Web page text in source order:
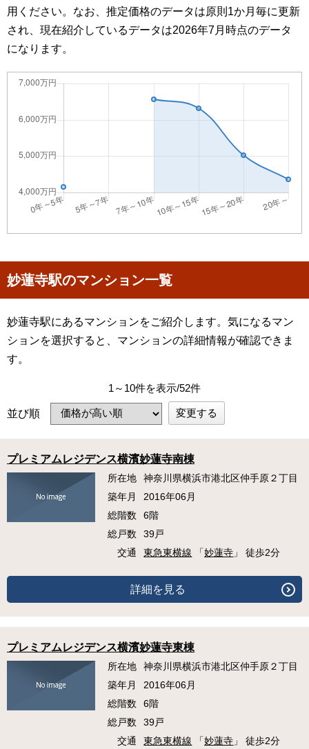
用ください。なお、推定価格のデータは原則1か月毎に更新
され、現在紹介しているデータは2026年7月時点のデータ
になります。
妙蓮寺駅のマンション一覧
妙蓮寺駅にあるマンションをご紹介します。気になるマン
ションを選択すると、マンションの詳細情報が確認できま
す。
1～10件を表示/52件
並び順 変更する
プレミアムレジデンス横濱妙蓮寺南棟
所在地
神奈川県横浜市港北区仲手原２丁目
築年月
2016年06月
総階数
6階
総戸数
39戸
交通
東急東横線 「妙蓮寺 」 徒歩2分
詳細を見る
プレミアムレジデンス横濱妙蓮寺東棟
所在地
神奈川県横浜市港北区仲手原２丁目
築年月
2016年06月
総階数
6階
総戸数
39戸
交通
東急東横線 「妙蓮寺 」 徒歩2分